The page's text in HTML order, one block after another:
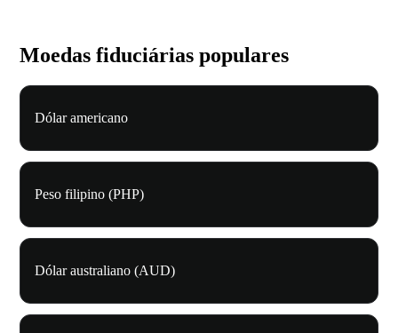
Moedas fiduciárias populares
Dólar americano
Peso filipino (PHP)
Dólar australiano (AUD)